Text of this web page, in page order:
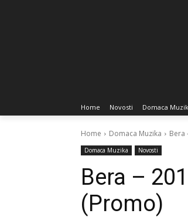
Home Novosti Domaca
Home Domaca Muzika Bera
Domaca Muzika Novosti
Bera –
(Promo)